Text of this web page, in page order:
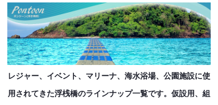
レジャー、イベント、マリーナ、海水浴場、公園施設に使
用されてきた浮桟橋のラインナップ一覧です。仮設用、組